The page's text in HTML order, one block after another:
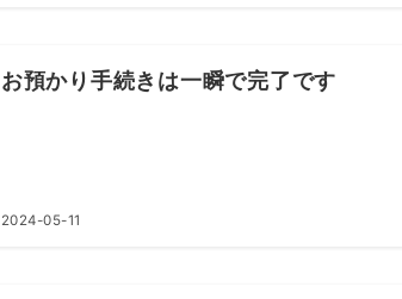
お預かり手続きは一瞬で完了です
2024-05-11